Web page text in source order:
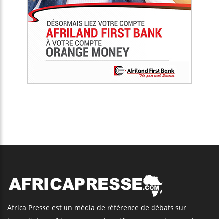
Africa Presse est un média de référence de débats sur